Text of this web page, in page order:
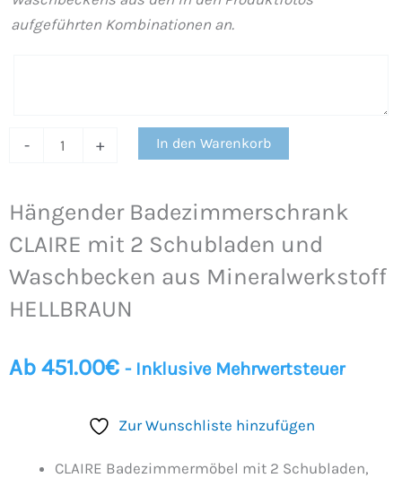
Hängender Badezimmerschrank
CLAIRE mit 2 Schubladen und
Waschbecken aus Mineralwerkstoff
HELLBRAUN
Ab 451.00€ - Inklusive Mehrwertsteuer
Zur Wunschliste hinzufügen
CLAIRE Badezimmermöbel mit 2 Schubladen,
aufgeführten Kombinationen an.
-
HELLBRAUN
Menge
+ In den Warenkorb